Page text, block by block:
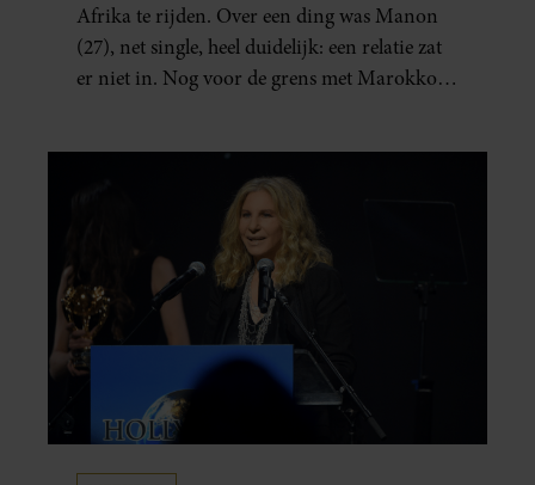
Afrika te rijden. Over een ding was Manon
(27), net single, heel duidelijk: een relatie zat
er niet in. Nog voor de grens met Marokko
drie jaar. “Ik had zo stellig gezegd: dit wordt